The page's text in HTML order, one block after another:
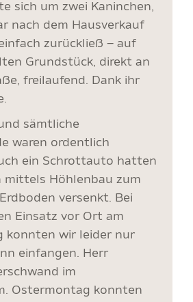
sich um zwei Kaninchen,
nach dem Hausverkauf
zurückließ – auf
Grundstück, direkt an
freilaufend. Dank ihr
sämtliche
waren ordentlich
ein Schrottauto hatten
mittels Höhlenbau zum
versenkt. Bei
Einsatz vor Ort am
konnten wir leider nur
einfangen. Herr
im
Ostermontag konnten